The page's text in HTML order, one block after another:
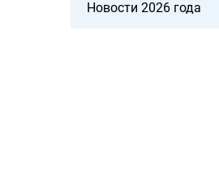
Новости 2026 года